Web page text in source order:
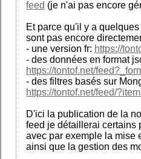
feed (je n'ai pas encore
Et parce qu'il y a
sont pas encore
- une version fr: https://
- des données en format
https://tontof.net/
- des filtres basés sur
https://tontof.net/feed/
D'ici la publication de la
feed je détaillerai certains
avec par exemple la mise
ainsi que la gestion des